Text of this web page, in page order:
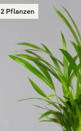
2 Pflanzen